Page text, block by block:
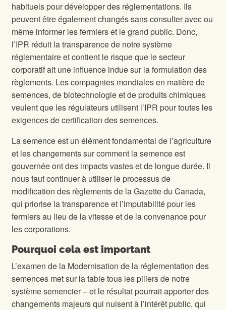
habituels pour développer des réglementations. Ils
peuvent être également changés sans consulter avec ou
même informer les fermiers et le grand public. Donc,
l’IPR réduit la transparence de notre système
réglementaire et contient le risque que le secteur
corporatif ait une influence indue sur la formulation des
règlements. Les compagnies mondiales en matière de
semences, de biotechnologie et de produits chimiques
veulent que les régulateurs utilisent l’IPR pour toutes les
exigences de certification des semences.
La semence est un élément fondamental de l’agriculture
et les changements sur comment la semence est
gouvernée ont des impacts vastes et de longue durée. Il
nous faut continuer à utiliser le processus de
modification des règlements de la Gazette du Canada,
qui priorise la transparence et l’imputabilité pour les
fermiers au lieu de la vitesse et de la convenance pour
les corporations.
Pourquoi cela est important
L’examen de la Modernisation de la réglementation des
semences met sur la table tous les piliers de notre
système semencier – et le résultat pourrait apporter des
changements majeurs qui nuisent à l’intérêt public, qui